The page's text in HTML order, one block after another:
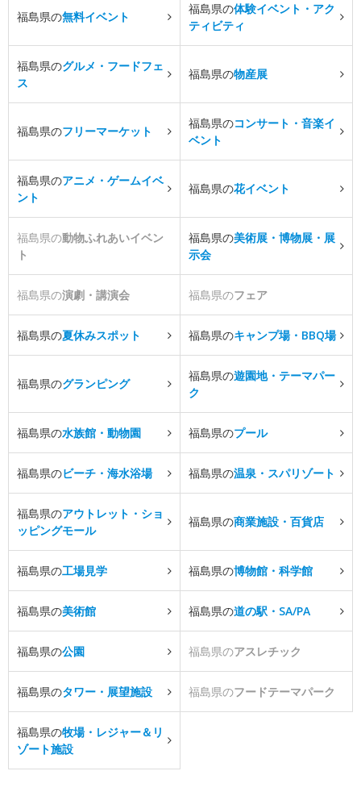
福島県の無料イベント
福島県の体験イベント・アク
ティビティ
福島県のグルメ・フードフェ
ス
福島県の物産展
福島県のフリーマーケット
福島県のコンサート・音楽イ
ベント
福島県のアニメ・ゲームイベ
ント
福島県の花イベント
福島県の動物ふれあいイベン
ト
福島県の美術展・博物展・展
示会
福島県の演劇・講演会 福島県のフェア
福島県の夏休みスポット 福島県のキャンプ場・BBQ場
福島県のグランピング
福島県の遊園地・テーマパー
ク
福島県の水族館・動物園 福島県のプール
福島県のビーチ・海水浴場 福島県の温泉・スパリゾート
福島県のアウトレット・ショ
ッピングモール
福島県の商業施設・百貨店
福島県の工場見学 福島県の博物館・科学館
福島県の美術館 福島県の道の駅・SA/PA
福島県の公園 福島県のアスレチック
福島県のタワー・展望施設 福島県のフードテーマパーク
福島県の牧場・レジャー＆リ
ゾート施設